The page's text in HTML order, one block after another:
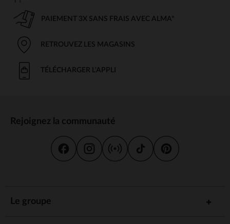
PAIEMENT 3X SANS FRAIS AVEC ALMA*
RETROUVEZ LES MAGASINS
TÉLÉCHARGER L'APPLI
Rejoignez la communauté
Le groupe